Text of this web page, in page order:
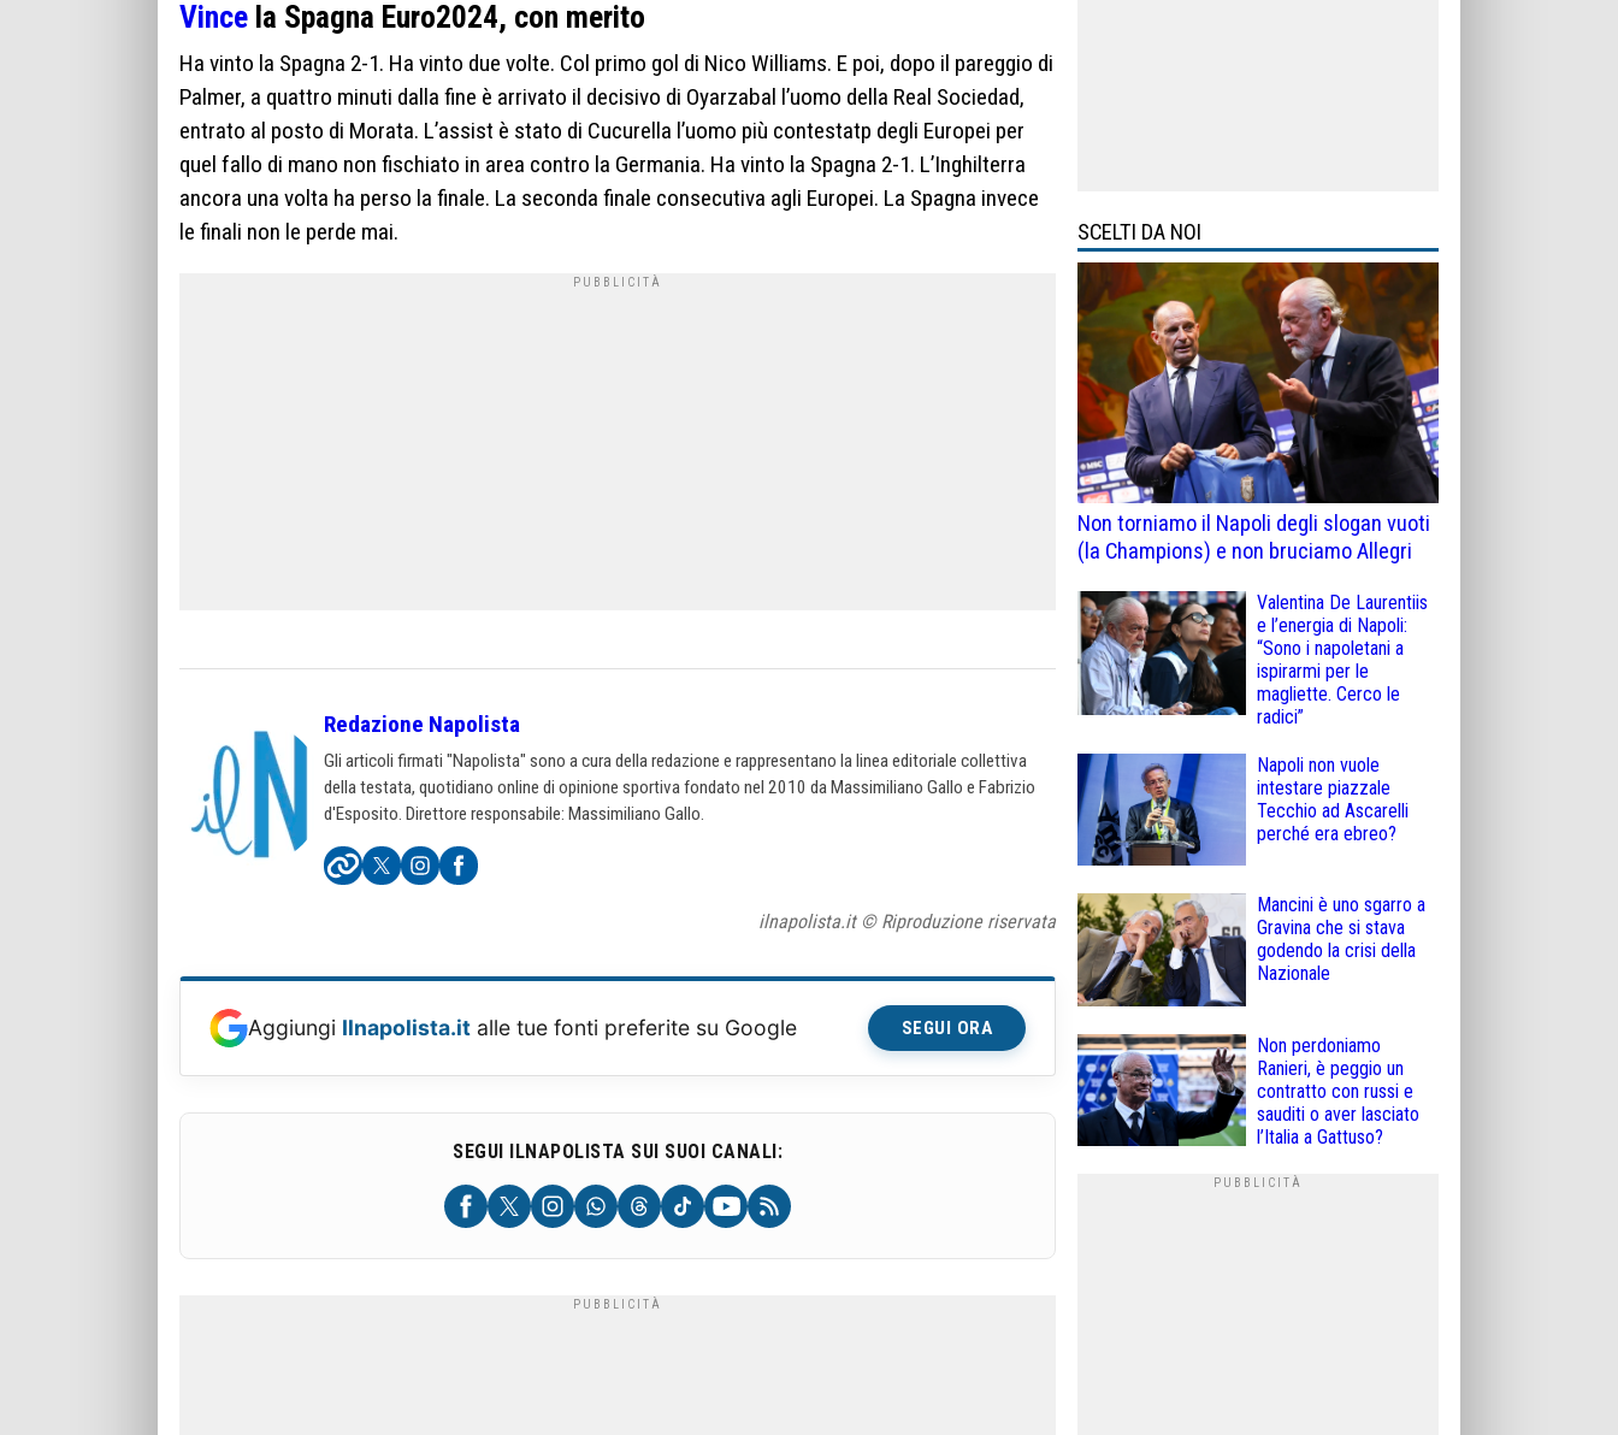
Vince la Spagna Euro2024, con merito
Ha vinto la Spagna 2-1. Ha vinto due volte. Col primo gol di Nico Williams. E poi, dopo il pareggio di
Palmer, a quattro minuti dalla fine è arrivato il decisivo di Oyarzabal l’uomo della Real Sociedad,
entrato al posto di Morata. L’assist è stato di Cucurella l’uomo più contestatp degli Europei per
quel fallo di mano non fischiato in area contro la Germania. Ha vinto la Spagna 2-1. L’Inghilterra
ancora una volta ha perso la finale. La seconda finale consecutiva agli Europei. La Spagna invece
le finali non le perde mai.
Redazione Napolista
Gli articoli firmati "Napolista" sono a cura della redazione e rappresentano la linea editoriale collettiva
della testata, quotidiano online di opinione sportiva fondato nel 2010 da Massimiliano Gallo e Fabrizio
d'Esposito. Direttore responsabile: Massimiliano Gallo.
ilnapolista.it © Riproduzione riservata
Aggiungi Ilnapolista.it alle tue fonti preferite su Google SEGUI ORA
SEGUI ILNAPOLISTA SUI SUOI CANALI:
SCELTI DA NOI
Non torniamo il Napoli degli slogan vuoti
(la Champions) e non bruciamo Allegri
Valentina De Laurentiis
e l’energia di Napoli:
“Sono i napoletani a
ispirarmi per le
magliette. Cerco le
radici”
Napoli non vuole
intestare piazzale
Tecchio ad Ascarelli
perché era ebreo?
Mancini è uno sgarro a
Gravina che si stava
godendo la crisi della
Nazionale
Non perdoniamo
Ranieri, è peggio un
contratto con russi e
sauditi o aver lasciato
l’Italia a Gattuso?